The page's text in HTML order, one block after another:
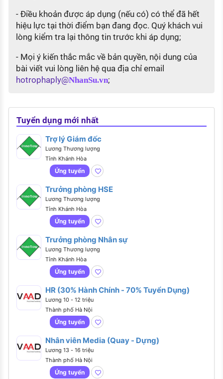
- Điều khoản được áp dụng (nếu có) có thể đã hết
hiệu lực tại thời điểm bạn đang đọc. Quý khách vui
lòng kiểm tra lại thông tin trước khi áp dụng;
- Mọi ý kiến thắc mắc về bản quyền, nội dung của
bài viết vui lòng liên hệ qua địa chỉ email
hotrophaply@NhanSu.vn;
Tuyển dụng mới nhất
Trợ lý Giám đốc
Lương Thương lượng
Tỉnh Khánh Hòa
Ứng tuyển
Trưởng phòng HSE
Lương Thương lượng
Tỉnh Khánh Hòa
Ứng tuyển
Trưởng phòng Nhân sự
Lương Thương lượng
Tỉnh Khánh Hòa
Ứng tuyển
HR (30% Hành Chính - 70% Tuyển Dụng)
Lương 10 - 12 triệu
Thành phố Hà Nội
Ứng tuyển
Nhân viên Media (Quay - Dựng)
Lương 13 - 16 triệu
Thành phố Hà Nội
Ứng tuyển